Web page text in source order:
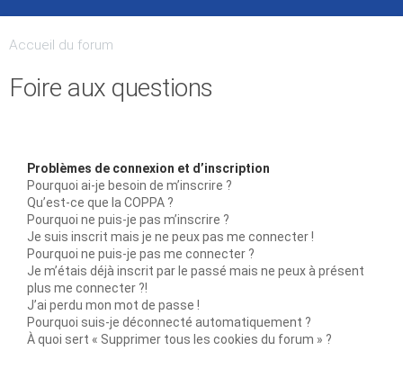
Accueil du forum
Foire aux questions
Problèmes de connexion et d’inscription
Pourquoi ai-je besoin de m’inscrire ?
Qu’est-ce que la COPPA ?
Pourquoi ne puis-je pas m’inscrire ?
Je suis inscrit mais je ne peux pas me connecter !
Pourquoi ne puis-je pas me connecter ?
Je m’étais déjà inscrit par le passé mais ne peux à présent
plus me connecter ?!
J’ai perdu mon mot de passe !
Pourquoi suis-je déconnecté automatiquement ?
À quoi sert « Supprimer tous les cookies du forum » ?